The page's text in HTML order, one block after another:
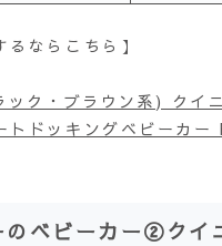
るならこちら】
ック・ブラウン系) クイ
トドッキングベビーカー
のベビーカー②クイ